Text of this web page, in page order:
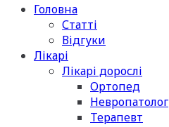
Головна
Статті
Відгуки
Лікарі
Лікарі дорослі
Ортопед
Невропатолог
Терапевт